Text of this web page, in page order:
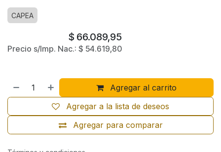
CAPEA
$ 66.089,95
Precio s/Imp. Nac.: $ 54.619,80
Agregar al carrito
Agregar para comparar
Agregar a la lista de deseos